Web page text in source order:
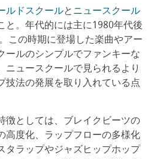
ルドスクールと ニュースクール
と。年代的には主に1980年代後
この時期に登場した楽曲やアー
ールのシンプルでファンキーな
ニュースクールで見られるより
技法の発展を取り入れている点
徴としては、ブレイクビーツの
高度化、ラップフローの多様化
タラップやジャズヒップホップ